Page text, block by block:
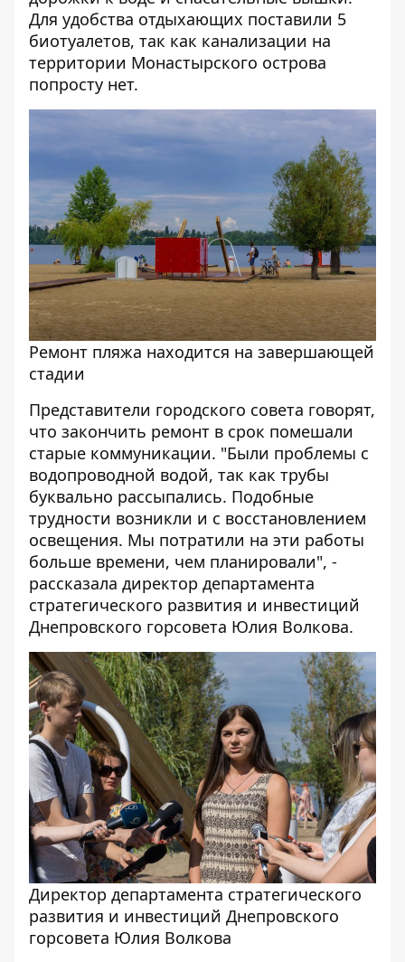
Для удобства отдыхающих поставили 5
биотуалетов, так как канализации на
территории Монастырского острова
попросту нет.
Ремонт пляжа находится на завершающей
стадии
Представители городского совета говорят,
что закончить ремонт в срок помешали
старые коммуникации. "Были проблемы с
водопроводной водой, так как трубы
буквально рассыпались. Подобные
трудности возникли и с восстановлением
освещения. Мы потратили на эти работы
больше времени, чем планировали", -
рассказала директор департамента
стратегического развития и инвестиций
Днепровского горсовета Юлия Волкова.
Директор департамента стратегического
развития и инвестиций Днепровского
горсовета Юлия Волкова